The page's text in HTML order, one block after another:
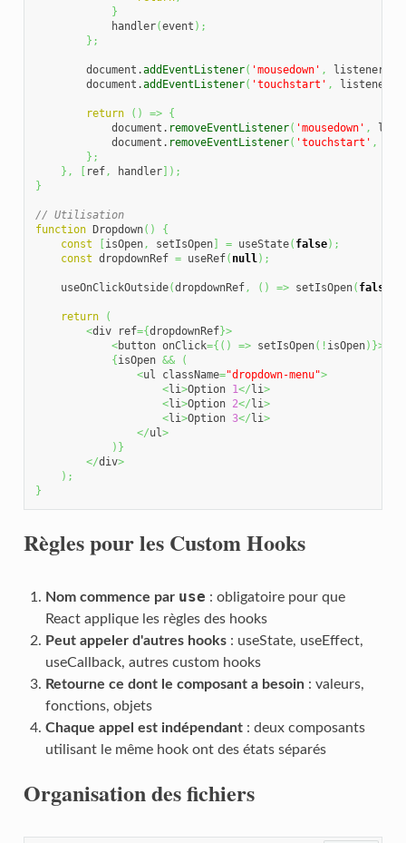
}
            handler
(event ) ;
} ;
        document.
addEventListener( 'mousedown' , listener
        document.
addEventListener( 'touchstart' , listener
return ( ) =>
{
            document.
removeEventListener( 'mousedown' ,
            document.
removeEventListener( 'touchstart' ,
} ;
} , [ ref, handler] ) ;
}
// Utilisation
function Dropdown( )
{
const
[isOpen, setIsOpen] = useState( false) ;
const dropdownRef = useRef( null ) ;
    useOnClickOutside
(dropdownRef, ( ) => setIsOpen( false
return
(
<div ref={dropdownRef}>
<button onClick={ ( ) => setIsOpen( ! isOpen) }>
{isOpen &&
(
<ul className="dropdown-menu">
<li>Option 1</li>
<li>Option 2</li>
<li>Option 3</li>
</ul >
) }
</div>
) ;
}
Règles pour les Custom Hooks
Nom commence par use : obligatoire pour que
React applique les règles des hooks
Peut appeler d'autres hooks: useState, useEffect,
useCallback, autres custom hooks
Retourne ce dont le composant a besoin: valeurs,
fonctions, objets
Chaque appel est indépendant: deux composants
utilisant le même hook ont des états séparés
Organisation des fichiers